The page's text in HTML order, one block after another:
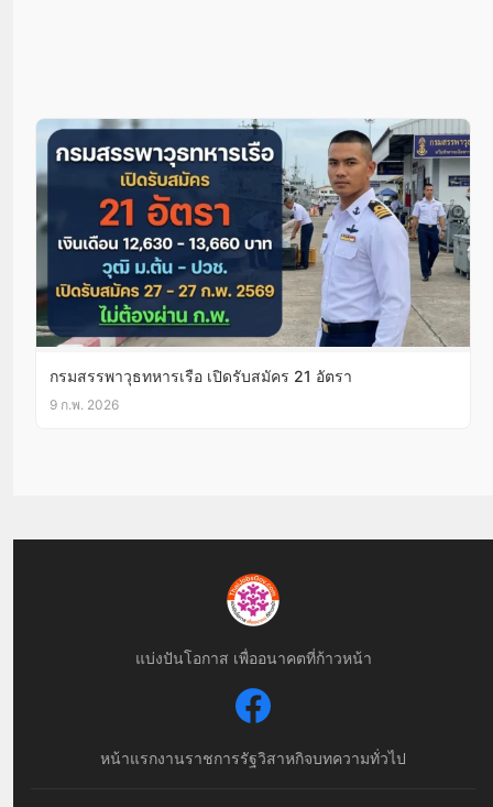
กรมสรรพาวุธทหารเรือ เปิดรับสมัคร 21 อัตรา
9 ก.พ. 2026
แบ่งปันโอกาส เพื่ออนาคตที่ก้าวหน้า
หน้าแรกงานราชการรัฐวิสาหกิจบทความทั่วไป